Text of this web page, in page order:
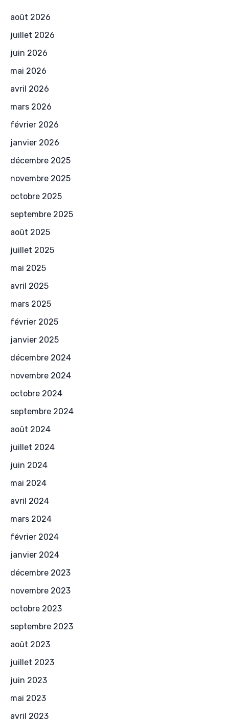
août 2026
juillet 2026
juin 2026
mai 2026
avril 2026
mars 2026
février 2026
janvier 2026
décembre 2025
novembre 2025
octobre 2025
septembre 2025
août 2025
juillet 2025
mai 2025
avril 2025
mars 2025
février 2025
janvier 2025
décembre 2024
novembre 2024
octobre 2024
septembre 2024
août 2024
juillet 2024
juin 2024
mai 2024
avril 2024
mars 2024
février 2024
janvier 2024
décembre 2023
novembre 2023
octobre 2023
septembre 2023
août 2023
juillet 2023
juin 2023
mai 2023
avril 2023